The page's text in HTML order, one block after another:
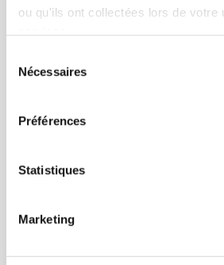
ou qu'ils ont collectées lors de votre
Nécessaires
Préférences
Statistiques
Marketing